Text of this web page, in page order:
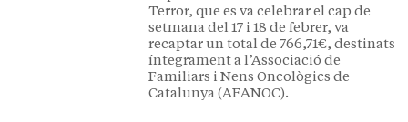
Terror, que es va celebrar el cap de
setmana del 17 i 18 de febrer, va
recaptar un total de 766,71€, destinats
íntegrament a l’Associació de
Familiars i Nens Oncològics de
Catalunya (AFANOC).